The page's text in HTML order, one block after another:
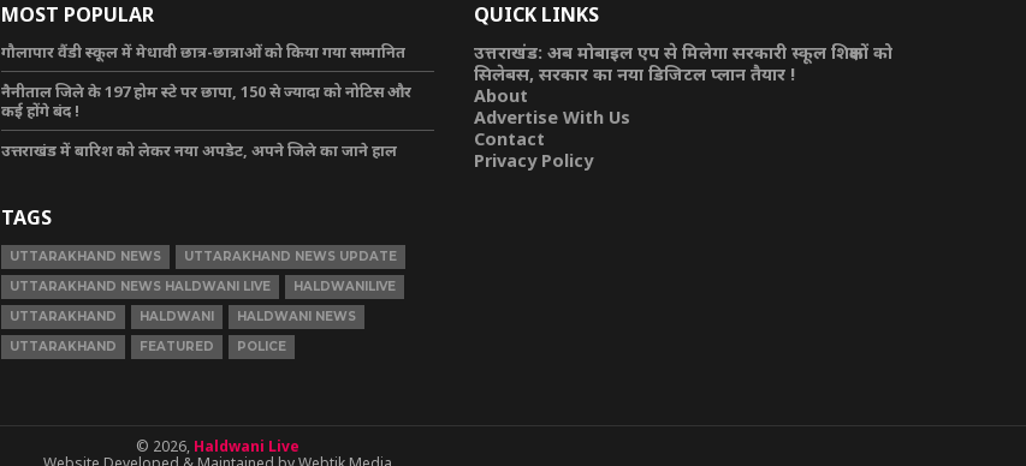
MOST POPULAR
गौलापार वैंडी स्कूल में मेधावी छात्र-छात्राओं को किया गया सम्मानित
नैनीताल जिले के 197 होम स्टे पर छापा, 150 से ज्यादा को नोटिस और
कई होंगे बंद !
उत्तराखंड में बारिश को लेकर नया अपडेट, अपने जिले का जाने हाल
QUICK LINKS
उत्तराखंड: अब मोबाइल एप से मिलेगा सरकारी स्कूल शिक्षकों को
सिलेबस, सरकार का नया डिजिटल प्लान तैयार !
About
Advertise With Us
Contact
Privacy Policy
TAGS
UTTARAKHAND NEWS
UTTARAKHAND NEWS UPDATE
UTTARAKHAND NEWS HALDWANI LIVE
HALDWANILIVE
UTTARAKHAND
HALDWANI
HALDWANI NEWS
UTTARAKHAND
FEATURED POLICE
© 2026, Haldwani Live